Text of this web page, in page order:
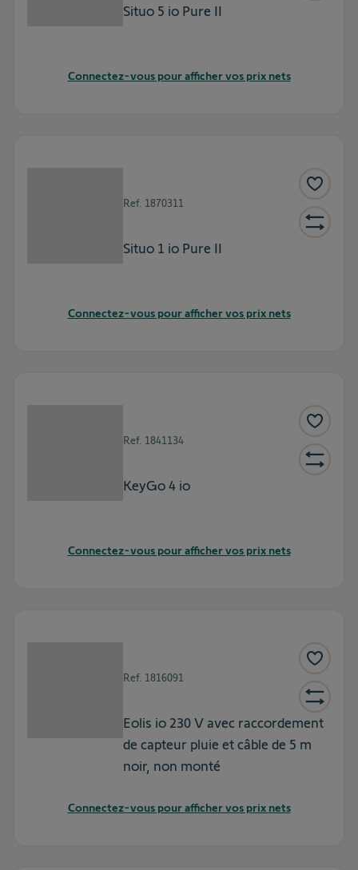
Situo 5 io Pure II
Connectez-vous pour afficher vos prix nets
Ref. 1870311
Situo 1 io Pure II
Connectez-vous pour afficher vos prix nets
Ref. 1841134
KeyGo 4 io
Connectez-vous pour afficher vos prix nets
Ref. 1816091
Eolis io 230 V avec raccordement
de capteur pluie et câble de 5 m
noir, non monté
Connectez-vous pour afficher vos prix nets